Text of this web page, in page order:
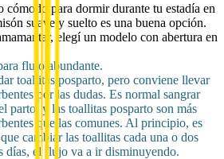
cómodo para dormir durante tu estadía en
suave y suelto es una buena opción.
elegí un modelo con abertura en
flujo abundante.
toallitas posparto, pero conviene llevar
por las dudas. Es normal sangrar
parto, y las toallitas posparto son más
que las comunes. Al principio, es
cambiar las toallitas cada una o dos
días, el flujo va a ir disminuyendo.